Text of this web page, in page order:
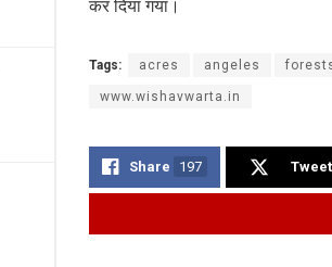
कर दिया गया।
Tags: acres angeles
www.wishavwarta.in
Share 197 Tweet